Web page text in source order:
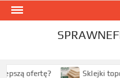
Skip
Sklejki topolowe w